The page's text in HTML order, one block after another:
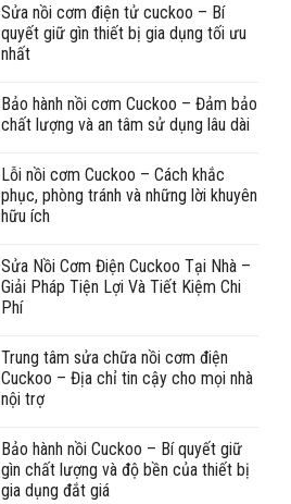
Sửa nồi cơm điện tử cuckoo – Bí
quyết giữ gìn thiết bị gia dụng tối ưu
nhất
Bảo hành nồi cơm Cuckoo – Đảm bảo
chất lượng và an tâm sử dụng lâu dài
Lỗi nồi cơm Cuckoo – Cách khắc
phục, phòng tránh và những lời khuyên
hữu ích
Sửa Nồi Cơm Điện Cuckoo Tại Nhà –
Giải Pháp Tiện Lợi Và Tiết Kiệm Chi
Phí
Trung tâm sửa chữa nồi cơm điện
Cuckoo – Địa chỉ tin cậy cho mọi nhà
nội trợ
Bảo hành nồi Cuckoo – Bí quyết giữ
gìn chất lượng và độ bền của thiết bị
gia dụng đắt giá